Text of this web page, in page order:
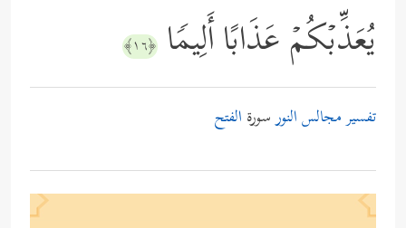
یُعَذِّبۡكُمۡ عَذَابًا أَلِیمࣰا ﴿١٦﴾
تفسير مجالس النورسورة الفتح